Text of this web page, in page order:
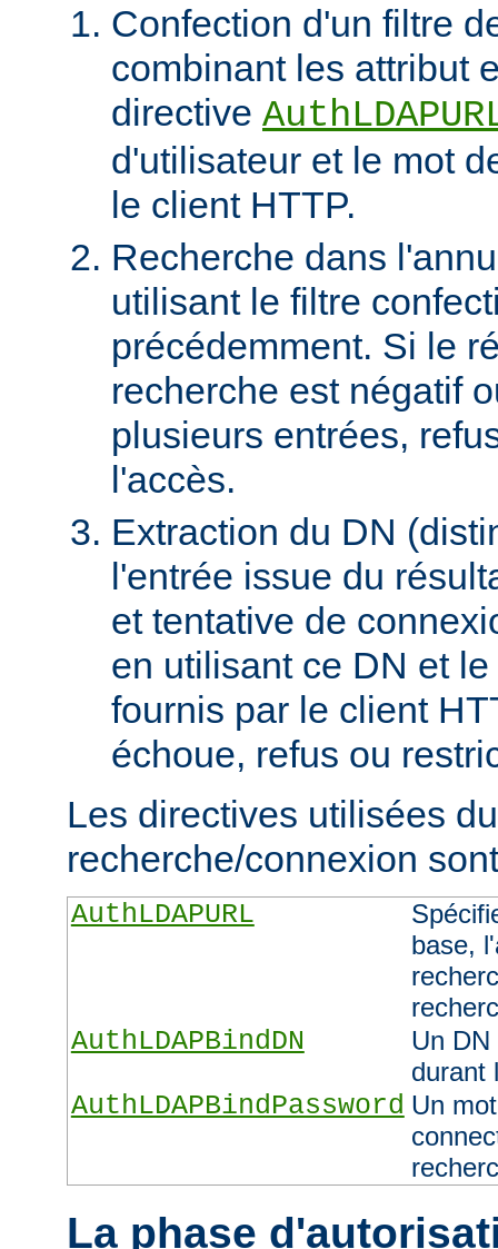
Confection d'un filtre
combinant les attribut
directive
d'utilisateur et le mot
le client HTTP.
Recherche dans
utilisant le filtre
précédemment. Si le
recherche est négatif
plusieurs entrées,
l'accès.
Extraction du DN
l'entrée issue du
et tentative de
en utilisant ce DN et
fournis par le client
échoue, refus ou
Les directives utilisées
recherche/connexion
AuthLDAPURL
base,
AuthLDAPBindDN
Un
durant
AuthLDAPBindPassword Un
La phase